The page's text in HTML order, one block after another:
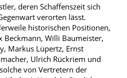
deren Schaffenszeit sich
verorten lässt.
historischen Positionen,
Beckmann, Willi Baumeister,
Markus Lüpertz, Ernst
Ulrich Rückriem und
von Vertretern der